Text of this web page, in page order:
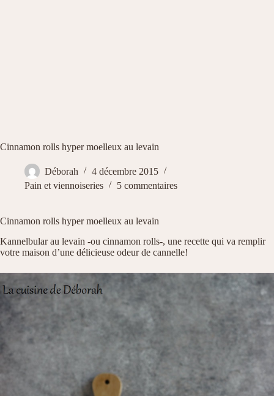
Cinnamon rolls hyper moelleux au levain
Déborah
4 décembre 2015
Pain et viennoiseries
5 commentaires
Cinnamon rolls hyper moelleux au levain
Kannelbular au levain -ou cinnamon rolls-, une recette qui va remplir
votre maison d’une délicieuse odeur de cannelle!